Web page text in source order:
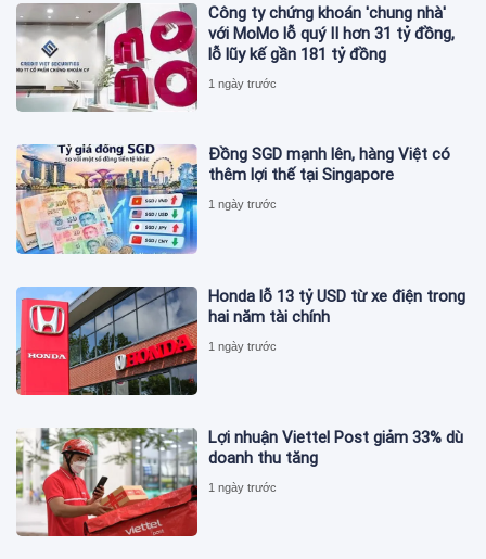
Công ty chứng khoán 'chung nhà'
với MoMo lỗ quý II hơn 31 tỷ đồng,
lỗ lũy kế gần 181 tỷ đồng
1 ngày trước
Đồng SGD mạnh lên, hàng Việt có
thêm lợi thế tại Singapore
1 ngày trước
Honda lỗ 13 tỷ USD từ xe điện trong
hai năm tài chính
1 ngày trước
Lợi nhuận Viettel Post giảm 33% dù
doanh thu tăng
1 ngày trước